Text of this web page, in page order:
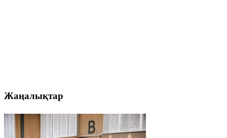
Жаңалықтар